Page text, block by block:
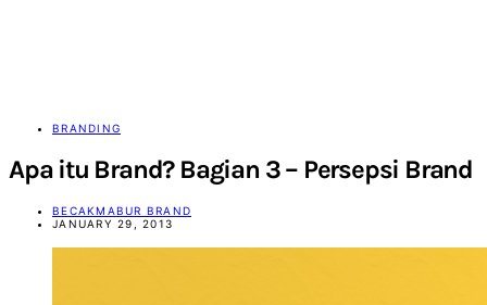
BRANDING
Apa itu Brand? Bagian 3 – Persepsi Brand
BECAKMABUR BRAND
JANUARY 29, 2013